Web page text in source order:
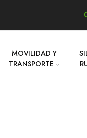
MOVILIDAD Y
TRANSPORTE